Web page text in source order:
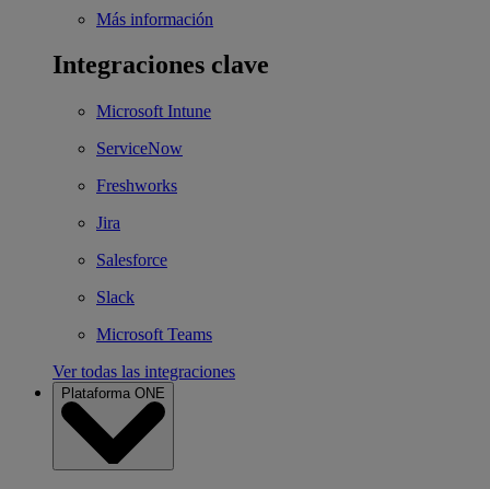
Más información
Integraciones clave
Microsoft Intune
ServiceNow
Freshworks
Jira
Salesforce
Slack
Microsoft Teams
Ver todas las integraciones
Plataforma ONE